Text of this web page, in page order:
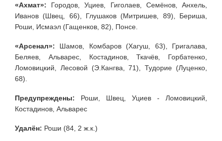
«Ахмат»: Городов, Уциев, Гиголаев, Семёнов, Анхель,
Иванов (Швец, 66), Глушаков (Митришев, 89), Бериша,
Роши, Исмаэл (Гащенков, 82), Понсе.
«Арсенал»: Шамов, Комбаров (Хагуш, 63), Григалава,
Беляев, Альварес, Костадинов, Ткачёв, Горбатенко,
Ломовицкий, Лесовой (Э.Кангва, 71), Тудорие (Луценко,
68).
Предупреждены: Роши, Швец, Уциев - Ломовицкий,
Костадинов, Альварес
Удалён: Роши (84, 2 ж.к.)